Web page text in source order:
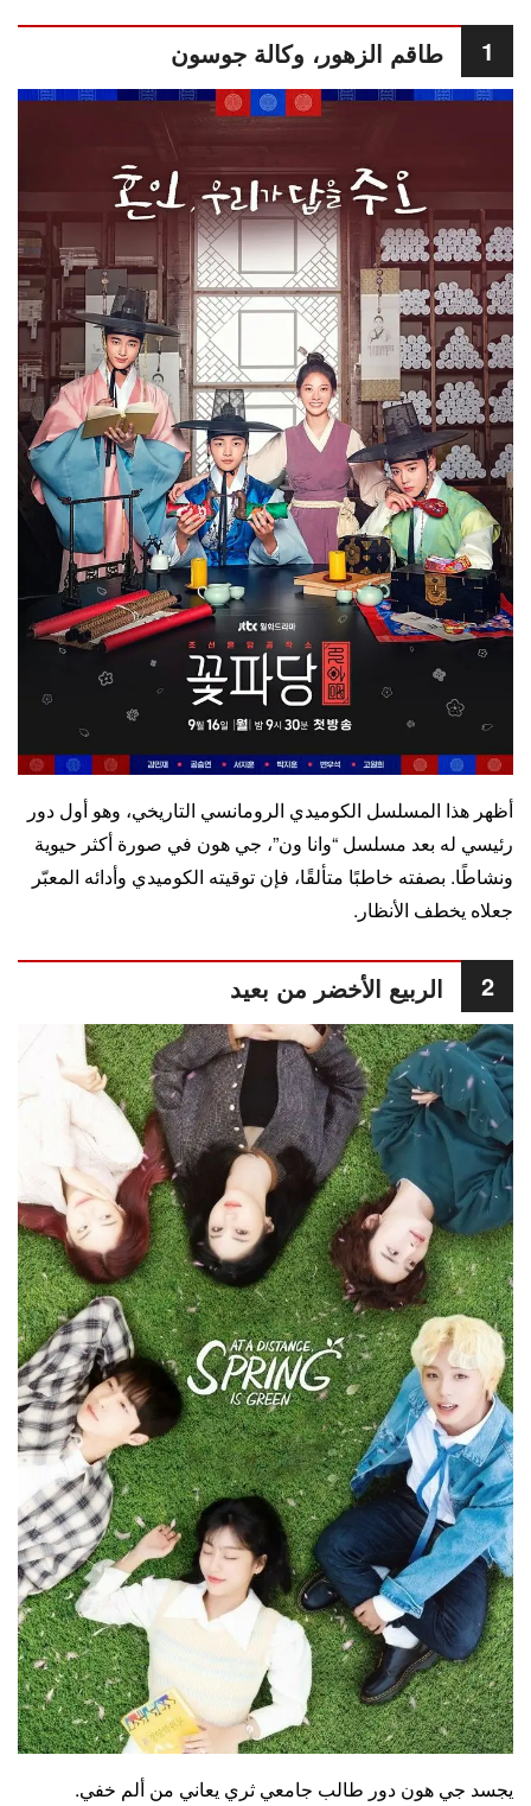
1 طاقم الزهور، وكالة جوسون
أظهر هذا المسلسل الكوميدي الرومانسي التاريخي، وهو أول دور
رئيسي له بعد مسلسل “وانا ون”، جي هون في صورة أكثر حيوية
ونشاطًا. بصفته خاطبًا متألقًا، فإن توقيته الكوميدي وأدائه المعبّر
جعلاه يخطف الأنظار.
2 الربيع الأخضر من بعيد
يجسد جي هون دور طالب جامعي ثري يعاني من ألم خفي.